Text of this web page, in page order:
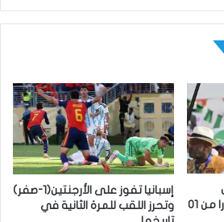
الإفريقية من التأشيرة اعتبارا من 01
إسبانيا تفوز على الأرجنتين(1-صفر)
وتحرز اللقب للمرة الثانية في